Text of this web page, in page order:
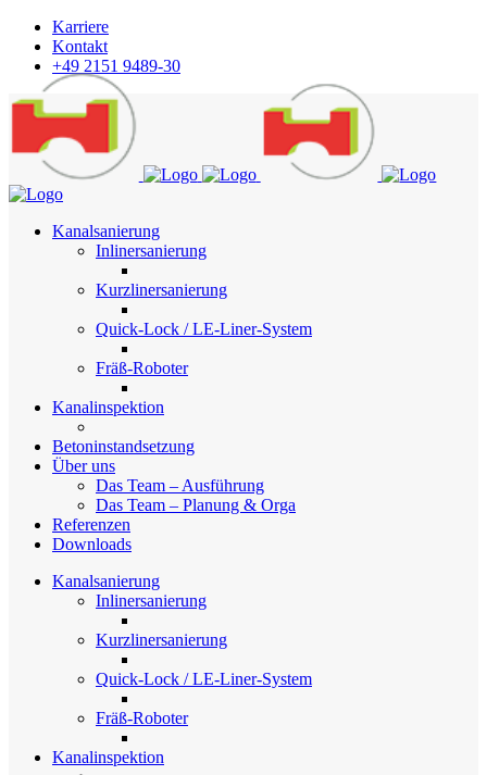
Karriere
Kontakt
+49 2151 9489-30
Kanalsanierung
Inlinersanierung
Kurzlinersanierung
Quick-Lock / LE-Liner-System
Fräß-Roboter
Kanalinspektion
Betoninstandsetzung
Über uns
Das Team – Ausführung
Das Team – Planung & Orga
Referenzen
Downloads
Kanalsanierung
Inlinersanierung
Kurzlinersanierung
Quick-Lock / LE-Liner-System
Fräß-Roboter
Kanalinspektion